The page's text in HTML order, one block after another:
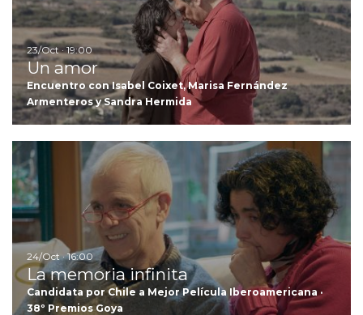
23/Oct · 19:00
Un amor
Encuentro con Isabel Coixet, Marisa Fernández
Armenteros y Sandra Hermida
24/Oct · 16:00
La memoria infinita
Candidata por Chile a Mejor Película Iberoamericana ·
38º Premios Goya